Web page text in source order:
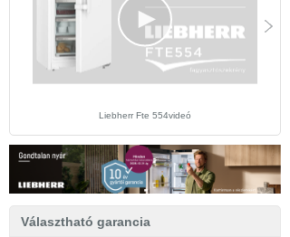
Liebherr Fte 554videó
Választható garancia